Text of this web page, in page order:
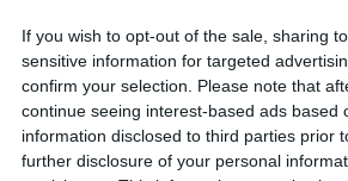
If you wish to opt-out of the sale, sharing
sensitive information for targeted
confirm your selection. Please note that
continue seeing interest-based ads
information disclosed to third parties prior
further disclosure of your personal